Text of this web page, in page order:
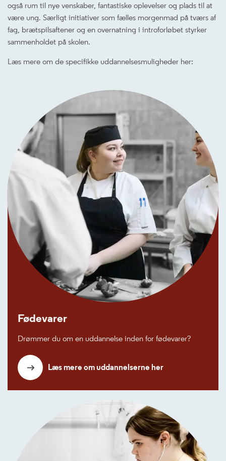
også rum til nye venskaber, fantastiske oplevelser og plads til at
være ung. Særligt initiativer som fælles morgenmad på tværs af
fag, brætspilsaftener og en overnatning i introforløbet styrker
sammenholdet på skolen.
Læs mere om de specifikke uddannelsesmuligheder her:
Fødevarer
Drømmer du om en uddannelse inden for fødevarer?
Læs mere om uddannelserne her